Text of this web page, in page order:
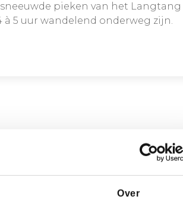
Over
pieken van het Langtang
à 5 uur wandelend onderweg zijn.